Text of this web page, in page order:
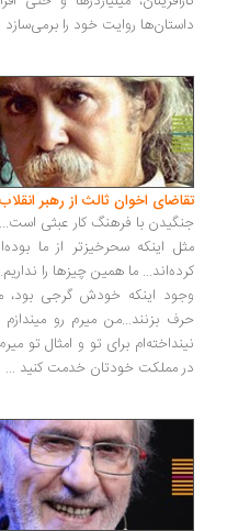
روایت خود را برمی‌سازد و بحث
اخوان ثالث از رهبر انقلاب اسلامی
با فرهنگ کار عبثی است... این
اینکه سحرخیزتر از ما بوده‌اند
ما همین چیزها را نداریم. کسی
اینکه خودش گرجی بود،
بزنند...من میرم رو میندازم پیش
برای تو و امثال تو میرم رو
مملکت خودتان خدمت کنید...